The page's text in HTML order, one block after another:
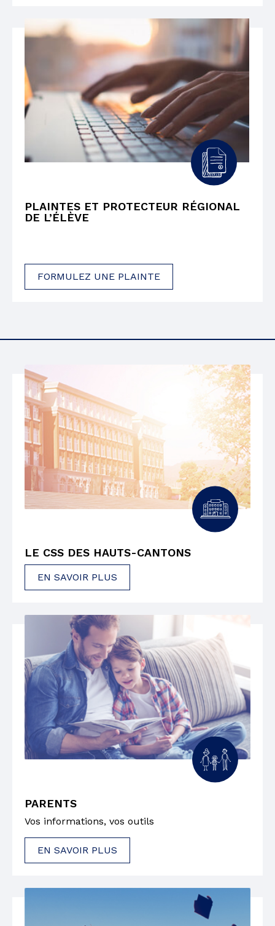
PLAINTES ET PROTECTEUR RÉGIONAL
DE L’ÉLÈVE
FORMULEZ UNE PLAINTE
LE CSS DES HAUTS-CANTONS
EN SAVOIR PLUS
PARENTS
Vos informations, vos outils
EN SAVOIR PLUS